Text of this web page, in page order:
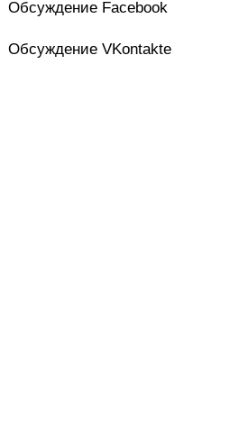
Обсуждение Facebook
Обсуждение VKontakte